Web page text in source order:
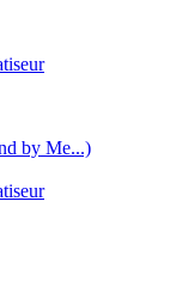
by Me...)